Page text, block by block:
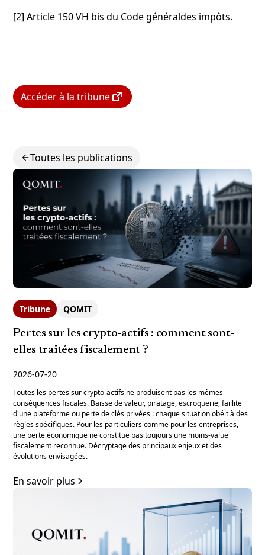
[2] Article 150 VH bis du Code généraldes impôts.
Accéder à la tribune
Toutes les publications
Tribune QOMIT
Pertes sur les crypto-actifs : comment sont-
elles traitées fiscalement ?
2026-07-20
Toutes les pertes sur crypto-actifs ne produisent pas les mêmes
conséquences fiscales. Baisse de valeur, piratage, escroquerie, faillite
d'une plateforme ou perte de clés privées : chaque situation obéit à des
règles spécifiques. Pour les particuliers comme pour les entreprises,
une perte économique ne constitue pas toujours une moins-value
fiscalement reconnue. Décryptage des principaux enjeux et des
évolutions envisagées.
En savoir plus